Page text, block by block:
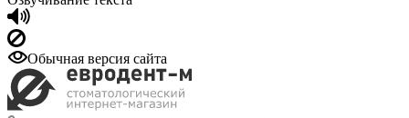
Обычная версия сайта